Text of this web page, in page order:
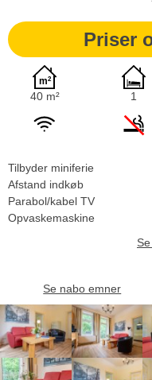
Priser
40 m² 1
Tilbyder miniferie
Afstand indkøb
Parabol/kabel TV
Opvaskemaskine
Se nabo emner